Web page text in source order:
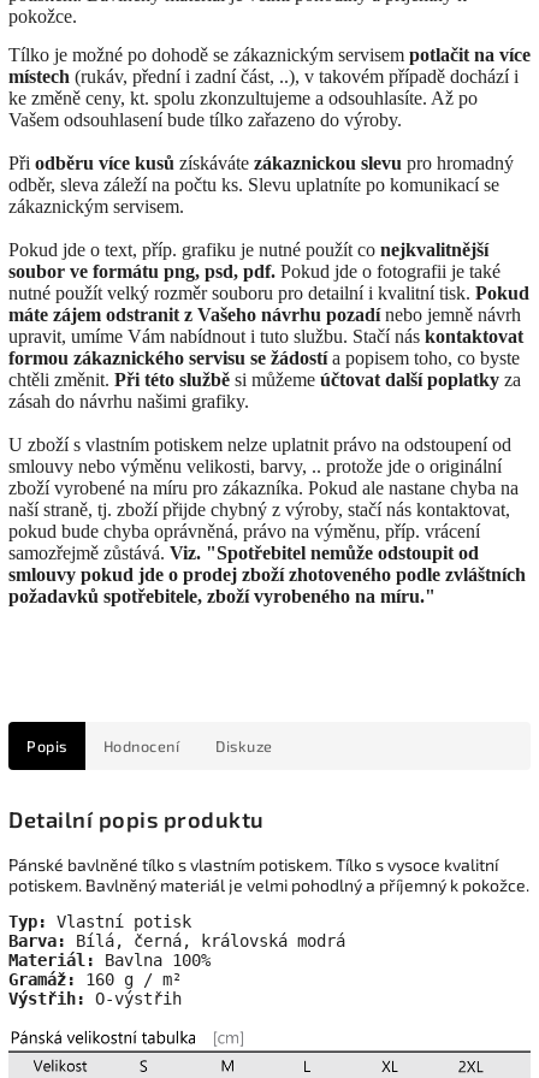
pokožce.
Tílko je možné po dohodě se zákaznickým servisem potlačit na více
místech (rukáv, přední i zadní část, ..), v takovém případě dochází i
ke změně ceny, kt. spolu zkonzultujeme a odsouhlasíte. Až po
Vašem odsouhlasení bude tílko zařazeno do výroby.
Při odběru více kusů získáváte zákaznickou slevu pro hromadný
odběr, sleva záleží na počtu ks. Slevu uplatníte po komunikací se
zákaznickým servisem.
Pokud jde o text, příp. grafiku je nutné použít co nejkvalitnější
soubor ve formátu png, psd, pdf. Pokud jde o fotografii je také
nutné použít velký rozměr souboru pro detailní i kvalitní tisk. Pokud
máte zájem odstranit z Vašeho návrhu pozadínebo jemně návrh
upravit, umíme Vám nabídnout i tuto službu. Stačí nás kontaktovat
formou zákaznického servisu se žádostía popisem toho, co byste
chtěli změnit. Při této službě si můžeme účtovat další poplatky za
zásah do návrhu našimi grafiky.
U zboží s vlastním potiskem nelze uplatnit právo na odstoupení od
smlouvy nebo výměnu velikosti, barvy, .. protože jde o originální
zboží vyrobené na míru pro zákazníka. Pokud ale nastane chyba na
naší straně, tj. zboží přijde chybný z výroby, stačí nás kontaktovat,
pokud bude chyba oprávněná, právo na výměnu, příp. vrácení
samozřejmě zůstává. Viz. "Spotřebitel nemůže odstoupit od
smlouvy pokud jde o prodej zboží zhotoveného podle zvláštních
požadavků spotřebitele, zboží vyrobeného na míru."
Popis Hodnocení Diskuze
Detailní popis produktu
Pánské bavlněné tílko s vlastním potiskem. Tílko s vysoce kvalitní
potiskem. Bavlněný materiál je velmi pohodlný a příjemný k pokožce.
Typ:
Barva:
Materiál:
Gramáž:
Výstřih:
O-výstřih